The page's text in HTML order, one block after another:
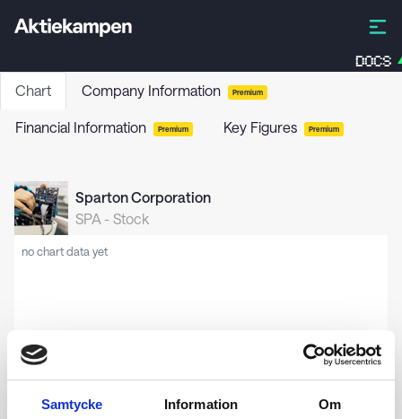
Samtycke Information Om
DOCS
Chart Company Information Premium
Financial Information Premium Key Figures Premium
Sparton Corporation
SPA - Stock
no chart data yet